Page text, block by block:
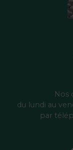
Nos
du lundi au
par